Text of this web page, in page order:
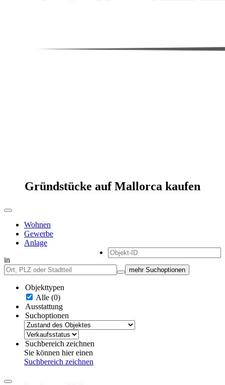
Gründstücke auf Mallorca kaufen
Wohnen
Gewerbe
Anlage
in
mehr Suchoptionen
Objekttypen
Alle (0)
Ausstattung
Suchoptionen
Suchbereich zeichnen
Sie können hier einen
Suchbereich zeichnen